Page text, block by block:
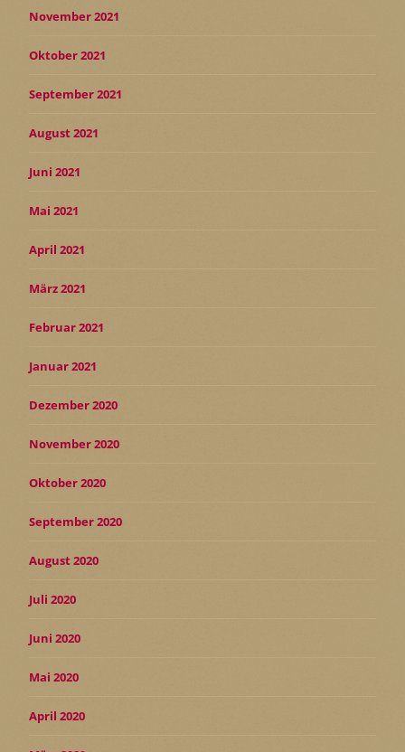
November 2021
Oktober 2021
September 2021
August 2021
Juni 2021
Mai 2021
April 2021
März 2021
Februar 2021
Januar 2021
Dezember 2020
November 2020
Oktober 2020
September 2020
August 2020
Juli 2020
Juni 2020
Mai 2020
April 2020